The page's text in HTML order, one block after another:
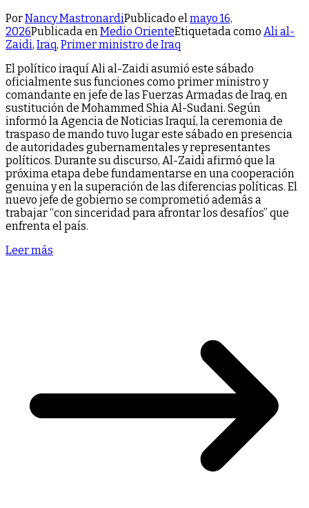
PorNancy MastronardiPublicado elmayo 16,
2026Publicada enMedio OrienteEtiquetada como Ali al-
Zaidi, Iraq, Primer ministro de Iraq
El político iraquí Ali al-Zaidi asumió este sábado
oficialmente sus funciones como primer ministro y
comandante en jefe de las Fuerzas Armadas de Iraq, en
sustitución de Mohammed Shia Al-Sudani. Según
informó la Agencia de Noticias Iraquí, la ceremonia de
traspaso de mando tuvo lugar este sábado en presencia
de autoridades gubernamentales y representantes
políticos. Durante su discurso, Al-Zaidi afirmó que la
próxima etapa debe fundamentarse en una cooperación
genuina y en la superación de las diferencias políticas. El
nuevo jefe de gobierno se comprometió además a
trabajar “con sinceridad para afrontar los desafíos” que
enfrenta el país.
Leer más